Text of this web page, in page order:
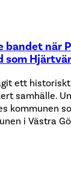
bandet när
som
ett
samhälle.
kommunen
i Västra